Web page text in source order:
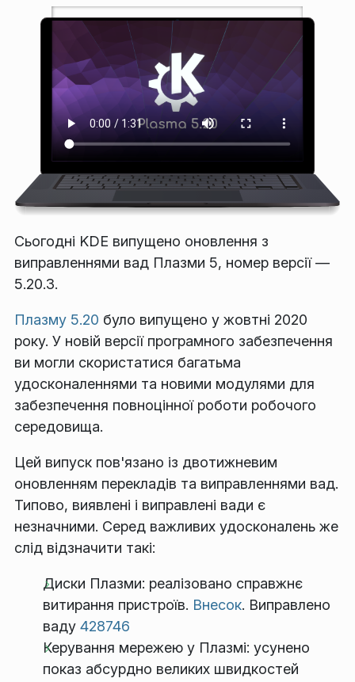
Сьогодні KDE випущено оновлення з
виправленнями вад Плазми 5, номер версії —
5.20.3.
Плазму 5.20 було випущено у жовтні 2020
року. У новій версії програмного забезпечення
ви могли скористатися багатьма
удосконаленнями та новими модулями для
забезпечення повноцінної роботи робочого
середовища.
Цей випуск пов'язано із двотижневим
оновленням перекладів та виправленнями вад.
Типово, виявлені і виправлені вади є
незначними. Серед важливих удосконалень же
слід відзначити такі:
Диски Плазми: реалізовано справжнє
витирання пристроїв. Внесок. Виправлено
ваду 428746
Керування мережею у Плазмі: усунено
показ абсурдно великих швидкостей